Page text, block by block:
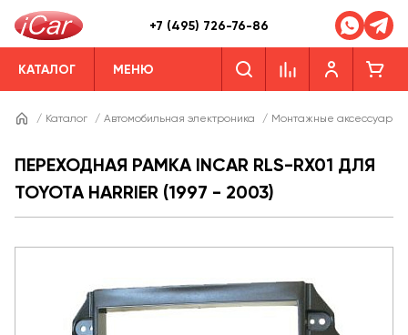
+7 (495) 726-76-86
КАТАЛОГ МЕНЮ
/ Каталог / Автомобильная электроника / Монтажные аксессуары
ПЕРЕХОДНАЯ РАМКА INCAR RLS-RX01 ДЛЯ
TOYOTA HARRIER (1997 - 2003)